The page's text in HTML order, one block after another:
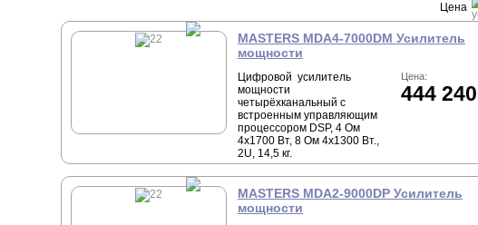
Цена
MASTERS MDA4-7000DM Усилитель
мощности
Цифровой усилитель
мощности
четырёхканальный с
встроенным управляющим
процессором DSP, 4 Ом
4x1700 Вт, 8 Ом 4x1300 Вт.,
2U, 14,5 кг.
Цена:
444 240
MASTERS MDA2-9000DP Усилитель
мощности